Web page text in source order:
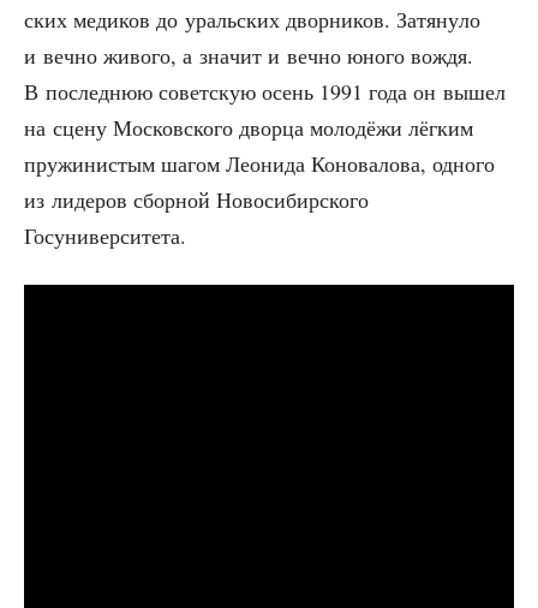
ских меди­ков до ураль­ских двор­ни­ков. Затя­ну­ло
и веч­но живо­го, а зна­чит и веч­но юно­го вождя.
В послед­нюю совет­скую осень 1991 года он вышел
на сце­ну Мос­ков­ско­го двор­ца моло­дё­жи лёг­ким
пру­жи­ни­стым шагом Лео­ни­да Коно­ва­ло­ва, одно­го
из лиде­ров сбор­ной Ново­си­бир­ско­го
Госуниверситета.